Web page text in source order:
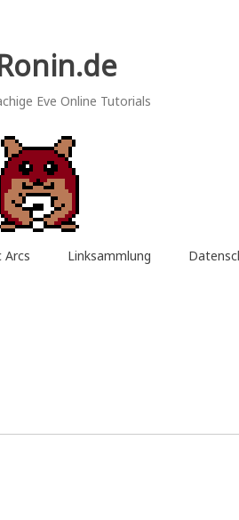
Eve Online Tutorials
Arcs Linksammlung